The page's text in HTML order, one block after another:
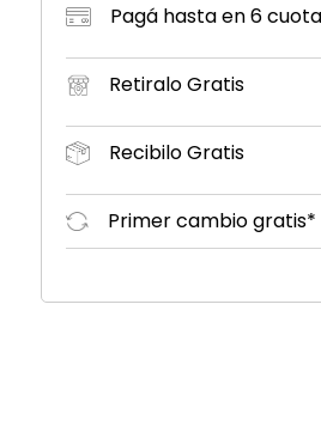
Pagá hasta en 6
Retiralo Gratis
Recibilo Gratis
Primer cambio gratis*